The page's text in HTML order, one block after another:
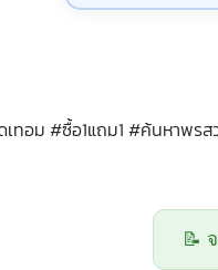
ทอม #ซื้อ1แถม1 #ค้นหาพร
📝